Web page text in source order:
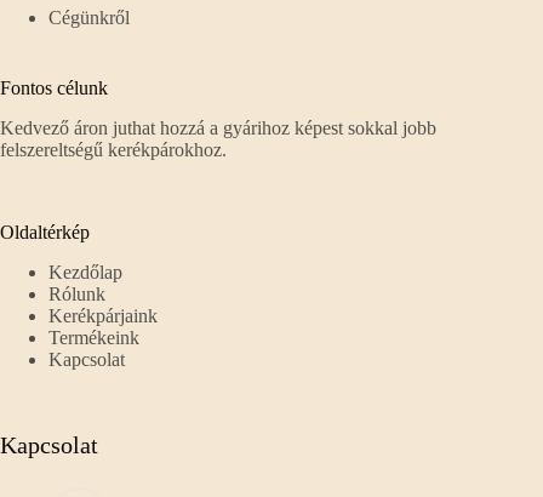
Cégünkről
Fontos célunk
Kedvező áron juthat hozzá a gyárihoz képest sokkal jobb
felszereltségű kerékpárokhoz.
Oldaltérkép
Kezdőlap
Rólunk
Kerékpárjaink
Termékeink
Kapcsolat
Kapcsolat